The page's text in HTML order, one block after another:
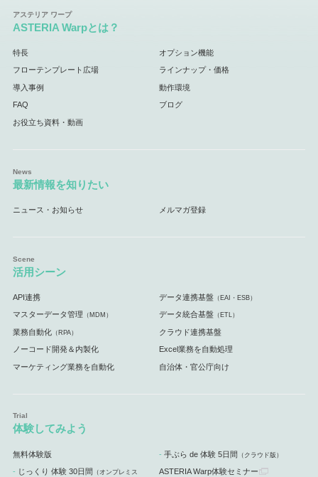
ASTERIA Warpとは？
特長 オプション機能
フローテンプレート広場 ラインナップ・価格
導入事例 動作環境
FAQ ブログ
お役立ち資料・動画
最新情報を知りたい
ニュース・お知らせ メルマガ登録
活用シーン
API連携 データ連携基盤 （EAI・ESB）
マスターデータ管理 （MDM） データ統合基盤 （ETL）
業務自動化（RPA） クラウド連携基盤
ノーコード開発＆内製化 Excel業務を自動処理
マーケティング業務を自動化 自治体・官公庁向け
体験してみよう
無料体験版 手ぶら de 体験 5日間 （クラウド版）
じっくり 体験 30日間 （オンプレミス ASTERIA Warp体験セミナー